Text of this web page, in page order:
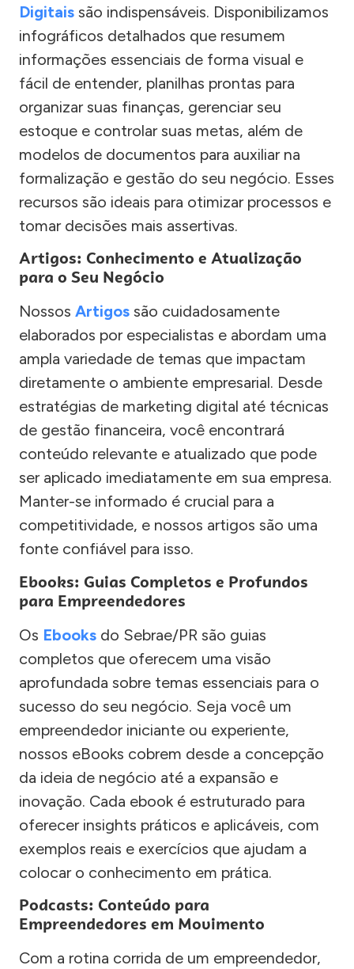
Digitais são indispensáveis. Disponibilizamos
infográficos detalhados que resumem
informações essenciais de forma visual e
fácil de entender, planilhas prontas para
organizar suas finanças, gerenciar seu
estoque e controlar suas metas, além de
modelos de documentos para auxiliar na
formalização e gestão do seu negócio. Esses
recursos são ideais para otimizar processos e
tomar decisões mais assertivas.
Artigos: Conhecimento e Atualização
para o Seu Negócio
Nossos Artigos são cuidadosamente
elaborados por especialistas e abordam uma
ampla variedade de temas que impactam
diretamente o ambiente empresarial. Desde
estratégias de marketing digital até técnicas
de gestão financeira, você encontrará
conteúdo relevante e atualizado que pode
ser aplicado imediatamente em sua empresa.
Manter-se informado é crucial para a
competitividade, e nossos artigos são uma
fonte confiável para isso.
Ebooks: Guias Completos e Profundos
para Empreendedores
Os Ebooks do Sebrae/PR são guias
completos que oferecem uma visão
aprofundada sobre temas essenciais para o
sucesso do seu negócio. Seja você um
empreendedor iniciante ou experiente,
nossos eBooks cobrem desde a concepção
da ideia de negócio até a expansão e
inovação. Cada ebook é estruturado para
oferecer insights práticos e aplicáveis, com
exemplos reais e exercícios que ajudam a
colocar o conhecimento em prática.
Podcasts: Conteúdo para
Empreendedores em Movimento
Com a rotina corrida de um empreendedor,